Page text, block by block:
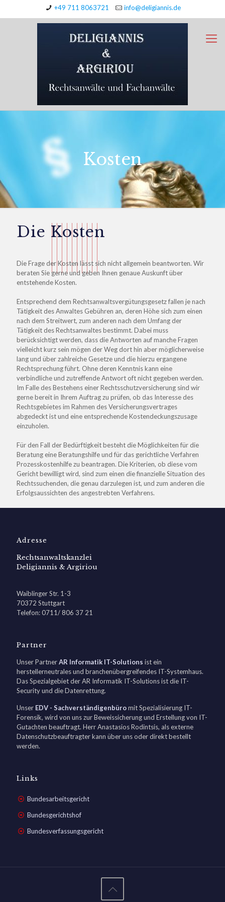
+49 711 8063721 info@deligiannis.de
Kosten
Die Kosten
Die Frage der Kosten lässt sich nicht allgemein beantworten. Wir
beraten Sie gerne und geben Ihnen genaue Auskunft über
entstehende Kosten.
Entsprechend dem Rechtsanwaltsvergütungsgesetz fallen je nach
Tätigkeit des Anwaltes Gebühren an, deren Höhe sich zum einen
nach dem Streitwert, zum anderen nach dem Umfang der
Tätigkeit des Rechtsanwaltes bestimmt. Dabei muss
berücksichtigt werden, dass die Antworten auf manche Fragen
vielleicht kurz sein mögen der Weg dort hin aber möglicherweise
lang und über zahlreiche Gesetze und die hierzu ergangene
Rechtsprechung führt. Ohne deren Kenntnis kann eine
verbindliche und zutreffende Antwort oft nicht gegeben werden.
Im Falle des Bestehens einer Rechtsschutzversicherung sind wir
gerne bereit in Ihrem Auftrag zu prüfen, ob das Interesse des
Rechtsgebietes im Rahmen des Versicherungsvertrages
abgedeckt ist und eine entsprechende Kostendeckungszusage
einzuholen.
Für den Fall der Bedürftigkeit besteht die Möglichkeiten für die
Beratung eine Beratungshilfe und für das gerichtliche Verfahren
Prozesskostenhilfe zu beantragen. Die Kriterien, ob diese vom
Gericht bewilligt wird, sind zum einen die finanzielle Situation des
Rechtssuchenden, die genau darzulegen ist, und zum anderen die
Erfolgsaussichten des angestrebten Verfahrens.
Adresse
Rechtsanwaltskanzlei
Deligiannis & Argiriou
Waiblinger Str. 1-3
70372 Stuttgart
Telefon: 0711/ 806 37 21
Partner
Unser PartnerAR Informatik IT-Solutions ist ein
herstellerneutrales und branchenübergreifendes IT-Systemhaus.
Das Spezialgebiet der AR Informatik IT-Solutions ist die IT-
Security und die Datenrettung.
Unser EDV - Sachverständigenbüromit Spezialisierung IT-
Forensik, wird von uns zur Beweissicherung und Erstellung von IT-
Gutachten beauftragt. Herr Anastasios Rodintsis, als externe
Datenschutzbeauftragter kann über uns oder direkt bestellt
werden.
Links
Bundesarbeitsgericht
Bundesgerichtshof
Bundesverfassungsgericht